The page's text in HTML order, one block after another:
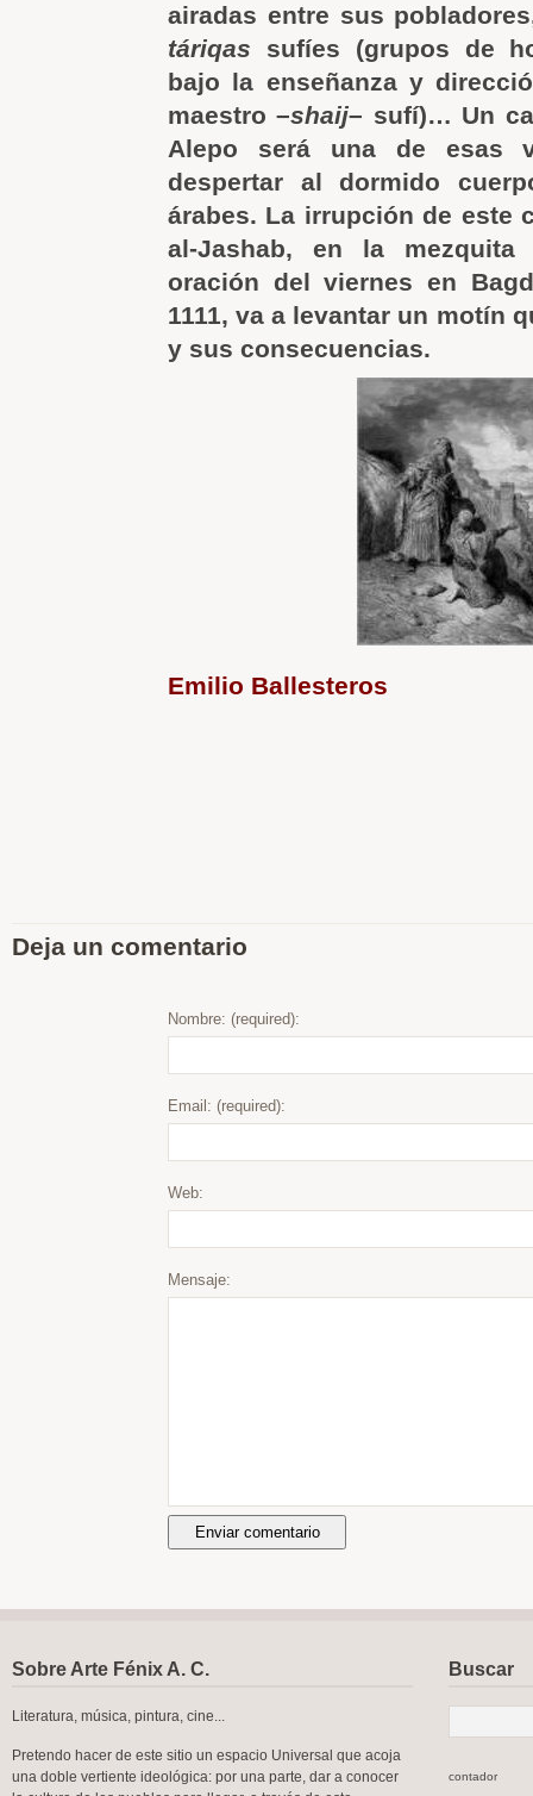
airadas entre sus
táriqas sufíes (grupos de
bajo la enseñanza y
maestro –shaij– sufí)… Un
Alepo será una de esas
despertar al dormido
árabes. La irrupción de este
al-Jashab, en la
oración del viernes en
1111, va a levantar un motín
y sus consecuencias.
Emilio Ballesteros
Deja un comentario
Nombre: (required):
Email: (required):
Web:
Mensaje:
Sobre Arte Fénix A. C.
Literatura, música, pintura, cine...
Pretendo hacer de este sitio un espacio Universal que acoja
una doble vertiente ideológica: por una parte, dar a conocer
Buscar
contador